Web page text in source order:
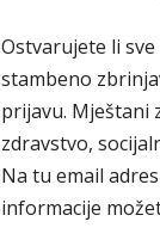
Ostvarujete li
stambeno
prijavu. Mještani
zdravstvo,
Na tu email
informacije